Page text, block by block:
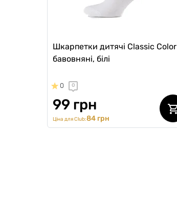
Шкарпетки дитячі Classic Color
бавовняні, білі
0 0
99 грн
Ціна для Club:84 грн